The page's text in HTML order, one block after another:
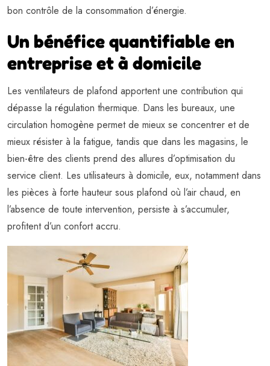
bon contrôle de la consommation d’énergie.
Un bénéfice quantifiable en
entreprise et à domicile
Les ventilateurs de plafond apportent une contribution qui
dépasse la régulation thermique. Dans les bureaux, une
circulation homogène permet de mieux se concentrer et de
mieux résister à la fatigue, tandis que dans les magasins, le
bien-être des clients prend des allures d’optimisation du
service client. Les utilisateurs à domicile, eux, notamment dans
les pièces à forte hauteur sous plafond où l’air chaud, en
l’absence de toute intervention, persiste à s’accumuler,
profitent d’un confort accru.